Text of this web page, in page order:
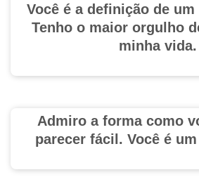
Você é a definição de
Tenho o maior orgulho
minha vida.
Admiro a forma como
parecer fácil. Você é